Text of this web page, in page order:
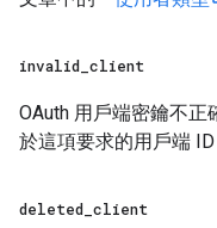
invalid client
OAuth 用戶端密鑰不正
於這項要求的用戶端 ID
deleted client